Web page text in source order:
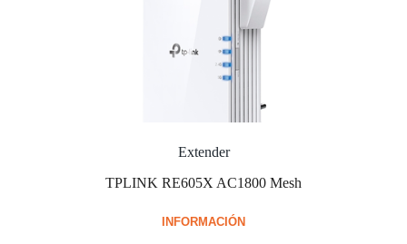
Extender
TPLINK RE605X AC1800 Mesh
INFORMACIÓN